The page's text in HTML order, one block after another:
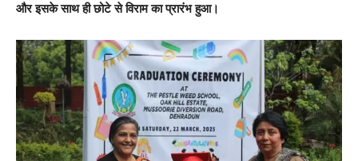
और इसके साथ ही छोटे से विराम का प्रारंभ हुआ।